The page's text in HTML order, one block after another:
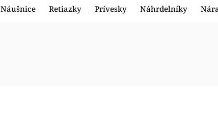
Náušnice Retiazky Prívesky Náhrdelníky